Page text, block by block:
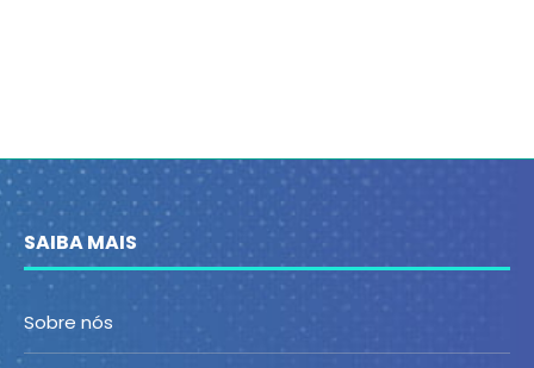
SAIBA MAIS
Sobre nós